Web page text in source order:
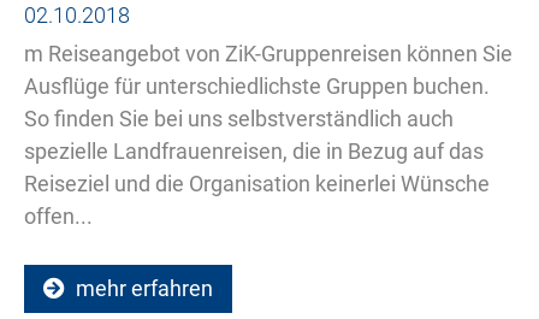
02.10.2018
m Reiseangebot von ZiK-Gruppenreisen können Sie
Ausflüge für unterschiedlichste Gruppen buchen.
So finden Sie bei uns selbstverständlich auch
spezielle Landfrauenreisen, die in Bezug auf das
Reiseziel und die Organisation keinerlei Wünsche
offen...
mehr erfahren